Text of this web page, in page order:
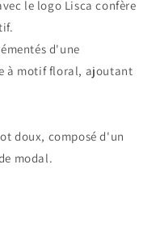
le logo Lisca confère
d'une
à motif floral, ajoutant
doux, composé d'un
modal.